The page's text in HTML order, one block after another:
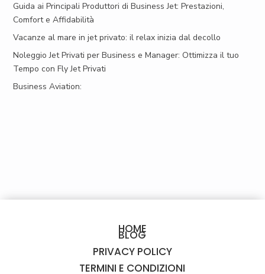
Guida ai Principali Produttori di Business Jet: Prestazioni,
Comfort e Affidabilità
Vacanze al mare in jet privato: il relax inizia dal decollo
Noleggio Jet Privati per Business e Manager: Ottimizza il tuo
Tempo con Fly Jet Privati
Business Aviation:
HOME
BLOG
PRIVACY POLICY
TERMINI E CONDIZIONI